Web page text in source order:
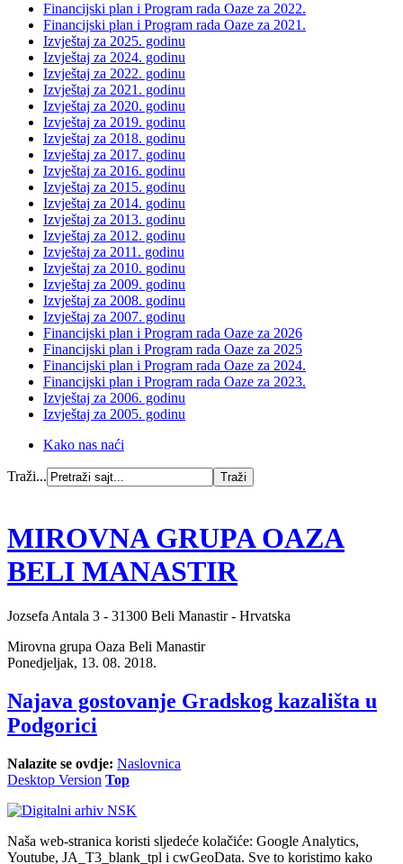
Financijski plan i Program rada Oaze za 2022.
Financijski plan i Program rada Oaze za 2021.
Izvještaj za 2025. godinu
Izvještaj za 2024. godinu
Izvještaj za 2022. godinu
Izvještaj za 2021. godinu
Izvještaj za 2020. godinu
Izvještaj za 2019. godinu
Izvještaj za 2018. godinu
Izvještaj za 2017. godinu
Izvještaj za 2016. godinu
Izvještaj za 2015. godinu
Izvještaj za 2014. godinu
Izvještaj za 2013. godinu
Izvještaj za 2012. godinu
Izvještaj za 2011. godinu
Izvještaj za 2010. godinu
Izvještaj za 2009. godinu
Izvještaj za 2008. godinu
Izvještaj za 2007. godinu
Financijski plan i Program rada Oaze za 2026
Financijski plan i Program rada Oaze za 2025
Financijski plan i Program rada Oaze za 2024.
Financijski plan i Program rada Oaze za 2023.
Izvještaj za 2006. godinu
Izvještaj za 2005. godinu
Kako nas naći
Traži...
MIROVNA GRUPA OAZA
BELI MANASTIR
Jozsefa Antala 3 - 31300 Beli Manastir - Hrvatska
Mirovna grupa Oaza Beli Manastir
Ponedjeljak, 13. 08. 2018.
Najava gostovanje Gradskog kazališta u
Podgorici
Nalazite se ovdje: Naslovnica
Desktop Version Top
Naša web-stranica koristi sljedeće kolačiće: Google Analytics,
Youtube, JA_T3_blank_tpl i cwGeoData. Sve to koristimo kako